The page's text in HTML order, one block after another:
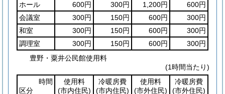
ホール
600円 300円 1,200円
600円
会議室
300円 150円 600円
300円
和室
300円 150円 600円
300円
調理室
300円 150円 600円
300円
豊野・粟井公民館使用料
(1時間当たり)
時間
区分
使用料
(市内住民)
冷暖房費
(市内住民)
使用料
(市外住民)
冷暖房費
(市外住民)